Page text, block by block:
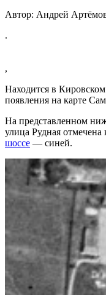
Автор: Андрей
.
,
Находится в
появления на карте
На представленном
улица Рудная
шоссе — синей.